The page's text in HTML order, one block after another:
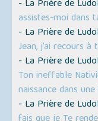
- La Prière de
assistes-moi dans
- La Prière de
Jean, j’ai recours
- La Prière de
Ton ineffable
naissance dans
- La Prière de